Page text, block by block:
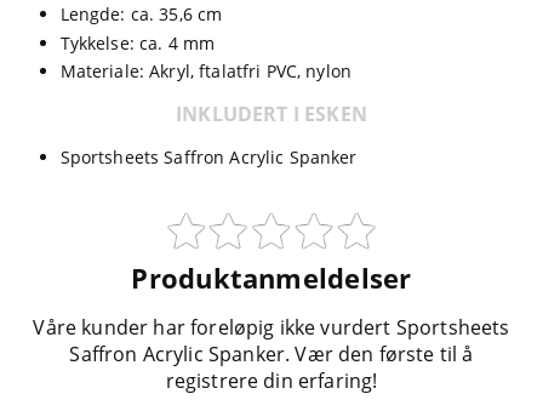
Lengde: ca. 35,6 cm
Tykkelse: ca. 4 mm
Materiale: Akryl, ftalatfri PVC, nylon
INKLUDERT I ESKEN
Sportsheets Saffron Acrylic Spanker
Produktanmeldelser
Våre kunder har foreløpig ikke vurdert Sportsheets
Saffron Acrylic Spanker. Vær den første til å
registrere din erfaring!